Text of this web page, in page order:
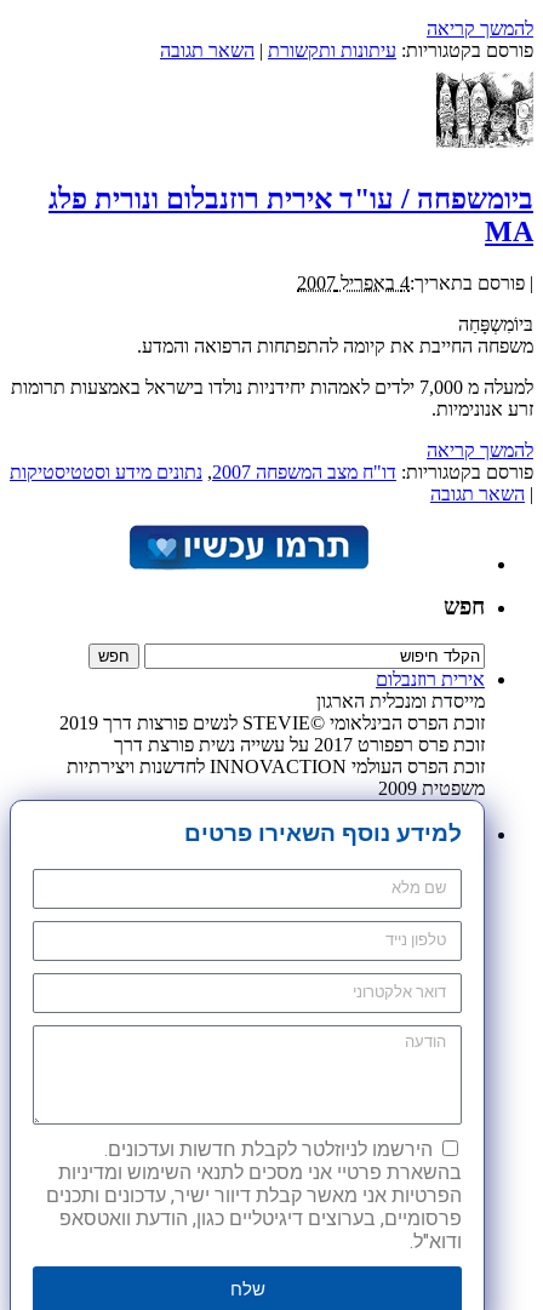
להמשך קריאה
פורסם בקטגוריות: עיתונות ותקשורת השאר תגובה
ביומשפחה / עו"ד אירית רוזנבלום ונורית פלג
MA
| פורסם בתאריך:4 באפריל 2007
בּיוֹמִשְפָּחַה
משפחה החייבת את קיומה להתפתחות הרפואה והמדע.
למעלה מ 7,000 ילדים לאמהות יחידניות נולדו בישראל באמצעות תרומות
זרע אנונימיות.
להמשך קריאה
פורסם בקטגוריות: דו"ח מצב המשפחה 2007 , נתונים מידע וסטטיסטיקות
| השאר תגובה
חפש
אירית רוזנבלום
מייסדת ומנכלית הארגון
זוכת הפרס הבינלאומי ©STEVIE לנשים פורצות דרך 2019
זוכת פרס רפפורט 2017 על עשייה נשית פורצת דרך
זוכת הפרס העולמי INNOVACTION לחדשנות ויצירתיות
משפטית 2009
למידע נוסף השאירו פרטים
הירשמו לניוזלטר לקבלת חדשות ועדכונים.
בהשארת פרטיי אני מסכים לתנאי השימוש ומדיניות
הפרטיות אני מאשר קבלת דיוור ישיר, עדכונים ותכנים
פרסומיים, בערוצים דיגיטליים כגון, הודעת וואטסאפ
ודוא"ל.
שלח